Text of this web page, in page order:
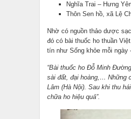
Nghĩa Trai – Hưng
Thôn Sen hồ, xã Lệ
Nhờ có nguồn thảo dược
đó có bài thuốc ho thuần
tín như Sống khỏe mỗi ngày
“Bài thuốc ho Đỗ Minh
sài đất, đại hoàng,… Những
Lâm (Hà Nội). Sau khi thu
chữa ho hiệu quả”.